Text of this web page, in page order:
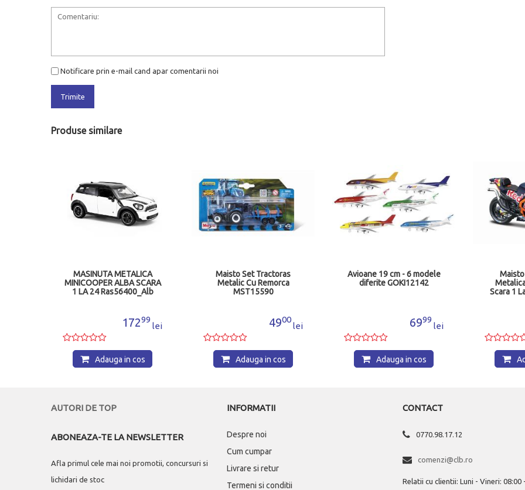
Notificare prin e-mail cand apar comentarii noi
Trimite
Produse similare
MASINUTA METALICA
MINICOOPER ALBA SCARA
1 LA 24 Ras56400_Alb
17299
lei
Adauga in cos
Maisto Set Tractoras
Metalic Cu Remorca
MST15590
4900
lei
Adauga in cos
Avioane 19 cm - 6 modele
diferite GOKI12142
6999
lei
Adauga in cos
Scara 1
AUTORI DE TOP
ABONEAZA-TE LA NEWSLETTER
Afla primul cele mai noi promotii, concursuri si
lichidari de stoc
INFORMATII
Despre noi
Cum cumpar
Livrare si retur
Termeni si conditii
CONTACT
0770.98.17.12
comenzi@clb.ro
Relatii cu clientii: Luni - Vineri: 08:00